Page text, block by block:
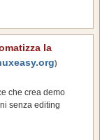
la
)
che crea demo
senza editing